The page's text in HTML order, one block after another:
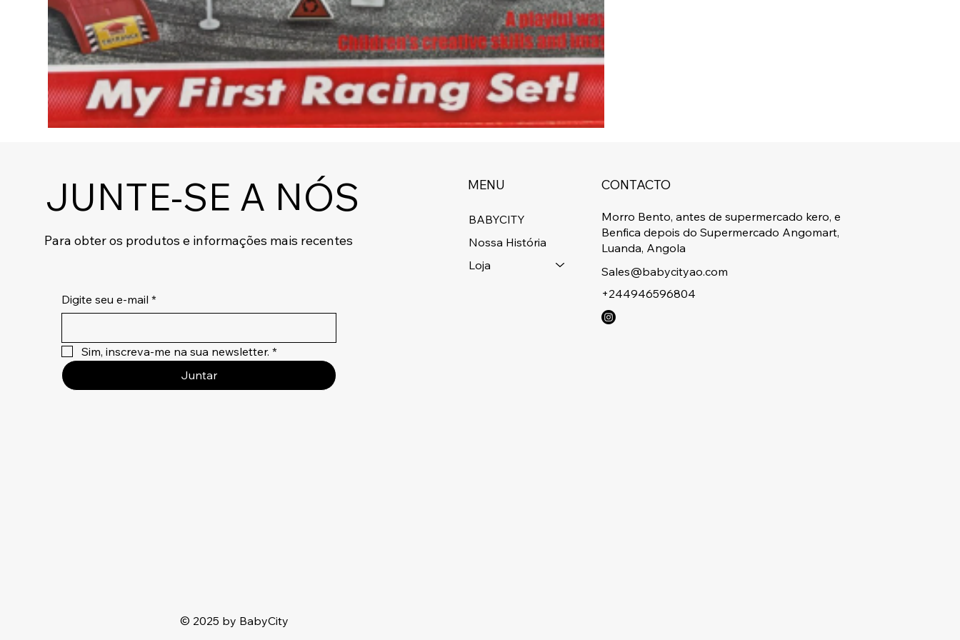
JUNTE-SE A NÓS
Para obter os produtos e informações mais recentes
Digite seu e-mail *
Sim, inscreva-me na sua newsletter. *
Juntar
MENU
BABYCITY
Nossa História
Loja
CONTACTO
Morro Bento, antes de supermercado kero, e
Benfica depois do Supermercado Angomart,
Luanda, Angola
Sales@babycityao.com
+244946596804
© 2025 by BabyCity